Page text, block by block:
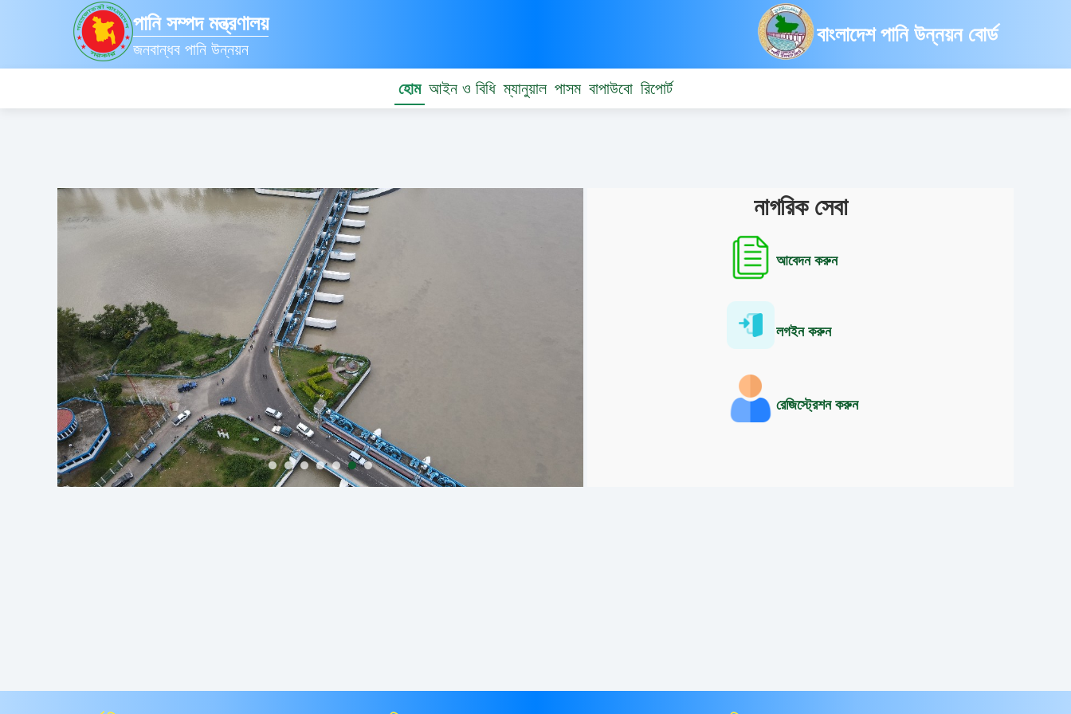
পানি সম্পদ মন্ত্রণালয়
জনবান্ধব পানি উন্নয়ন
বাংলাদেশ পানি উন্নয়ন বোর্ড
হোম আইন ও বিধি ম্যানুয়াল পাসম বাপাউবো রিপোর্ট
নাগরিক সেবা
আবেদন করুন
লগইন করুন
রেজিস্ট্রেশন করুন